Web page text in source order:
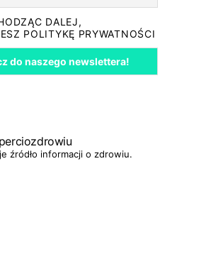
DALEJ,
POLITYKĘ PRYWATNOŚCI
źródło informacji o zdrowiu.